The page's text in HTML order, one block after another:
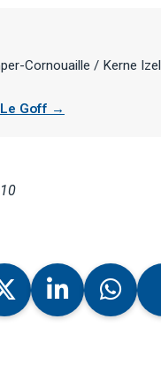
Cornouaille / Kerne Izel
Goff →